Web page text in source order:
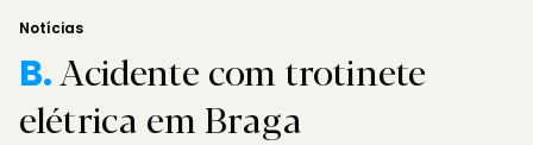
Notícias
B.Acidente com trotinete
elétrica em Braga